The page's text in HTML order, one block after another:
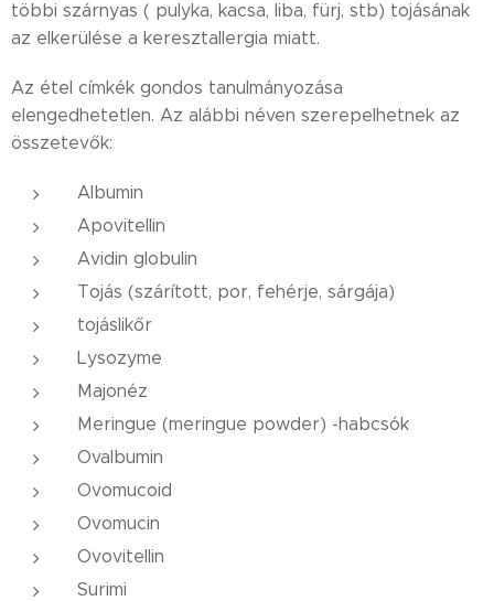
többi szárnyas ( pulyka, kacsa, liba, fürj, stb) tojásának
az elkerülése a keresztallergia miatt.
Az étel címkék gondos tanulmányozása
elengedhetetlen. Az alábbi néven szerepelhetnek az
összetevők:
Albumin
Apovitellin
Avidin globulin
Tojás (szárított, por, fehérje, sárgája)
tojáslikőr
Lysozyme
Majonéz
Meringue (meringue powder) -habcsók
Ovalbumin
Ovomucoid
Ovomucin
Ovovitellin
Surimi